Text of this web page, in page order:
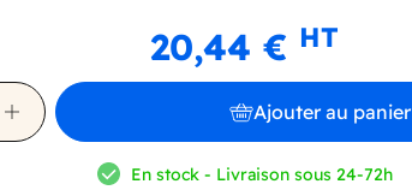
20,44 € HT
Ajouter au panier
En stock - Livraison sous 24-72h